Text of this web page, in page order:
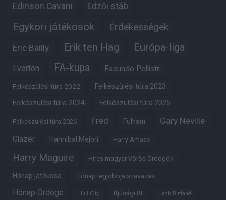
Edinson Cavani Edzői stáb
Egykori játékosok Érdekességek
Eric Bailly Erik ten Hag Európa-liga
Everton FA-kupa Facundo Pellistri
Felkészülési túra 2022 Felkészülési túra 2023
Felkészülési túra 2024 Felkészülési túra 2025
Felkészülési túra 2026 Fred Fulham Gary Neville
Glazer Hannibal Mejbri Harry Amass
Harry Maguire Híres magyar Vörös Ördögök
Hónap játékosa Hónap legjobbja szavazás
Hónap Ördöge Hull City Ifjúsági BL Jack Butland